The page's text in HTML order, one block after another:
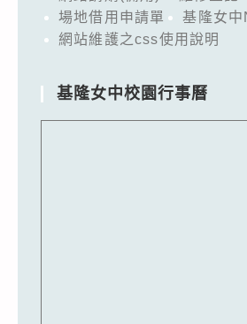
場地借用申請單
基隆女
網站維護之css使用說明
基隆女中校園行事曆